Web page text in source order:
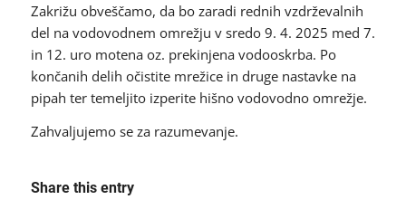
Zakrižu obveščamo, da bo zaradi rednih vzdrževalnih
del na vodovodnem omrežju v sredo 9. 4. 2025 med 7.
in 12. uro motena oz. prekinjena vodooskrba. Po
končanih delih očistite mrežice in druge nastavke na
pipah ter temeljito izperite hišno vodovodno omrežje.
Zahvaljujemo se za razumevanje.
Share this entry